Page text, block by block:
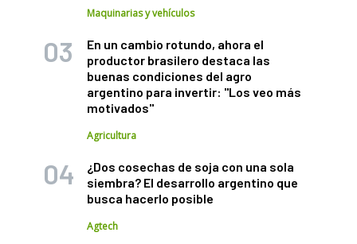
Maquinarias y vehículos
En un cambio rotundo, ahora el
productor brasilero destaca las
buenas condiciones del agro
argentino para invertir: "Los veo más
motivados"
Agricultura
¿Dos cosechas de soja con una sola
siembra? El desarrollo argentino que
busca hacerlo posible
Agtech